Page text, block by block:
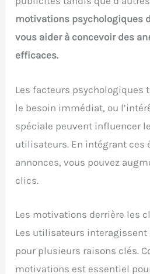
motivations psychologiques
vous aider à concevoir des
efficaces.
Les facteurs psychologiques
le besoin immédiat, ou
spéciale peuvent influencer
utilisateurs. En intégrant ces
annonces, vous pouvez
clics.
Les motivations derrière les
Les utilisateurs interagissent
pour plusieurs raisons clés.
motivations est essentiel